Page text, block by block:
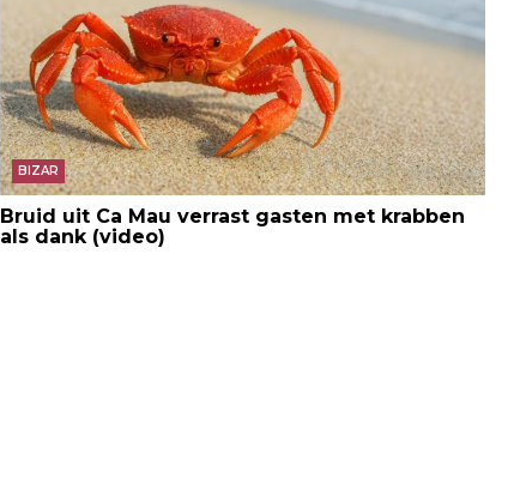
BIZAR
Bruid uit Ca Mau verrast gasten met krabben
als dank (video)